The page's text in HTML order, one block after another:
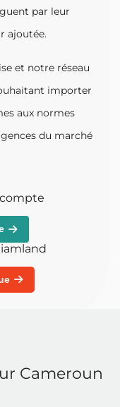
par leur
ajoutée.
et notre réseau
importer
aux normes
du marché
Cameroun